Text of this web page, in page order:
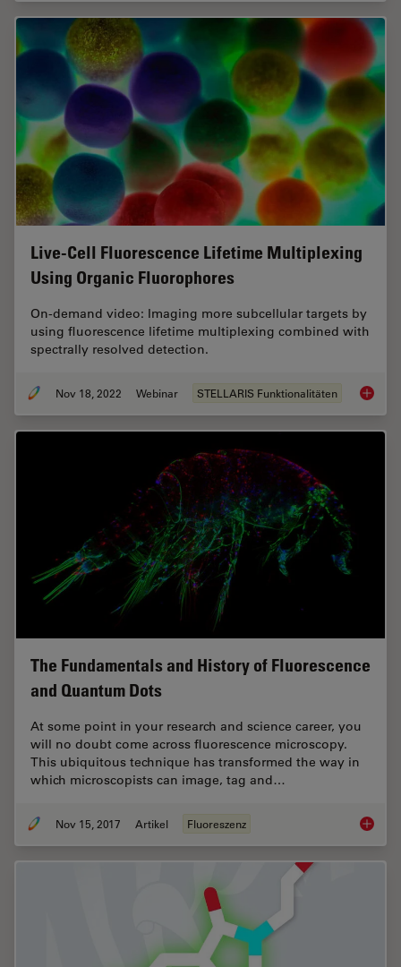
Live-Cell Fluorescence Lifetime Multiplexing
Using Organic Fluorophores
On-demand video: Imaging more subcellular targets by
using fluorescence lifetime multiplexing combined with
spectrally resolved detection.
Nov 18, 2022 Webinar STELLARIS Funktionalitäten Live-
The Fundamentals and History of Fluorescence
and Quantum Dots
At some point in your research and science career, you
will no doubt come across fluorescence microscopy.
This ubiquitous technique has transformed the way in
which microscopists can image, tag and…
Nov 15, 2017 Artikel Fluoreszenz The